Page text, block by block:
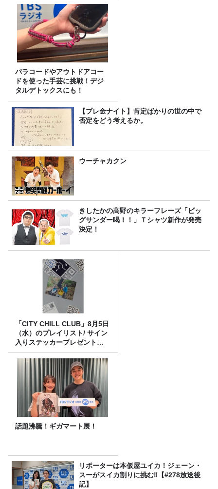
パラコードやアウトドアコー
ドを使った手芸に挑戦！デジ
タルデトックスにも！
【プレ金ナイト】肯定ばかりの世の中で
否定をどう考えるか。
ウーチャカクン
きしたかの高野のキラーフレーズ「ビッ
グサンダー喝！！」Ｔシャツ新作が発売
決定！
「CITY CHILL CLUB」8月5日
（水）のプレイリスト/ サイン
入りステッカープレゼント有
り
話題沸騰！ギガマート展！
リポーターは本仮屋ユイカ！ジェーン・
スーがスイカ割りに挑む‼【#278放送後
記】